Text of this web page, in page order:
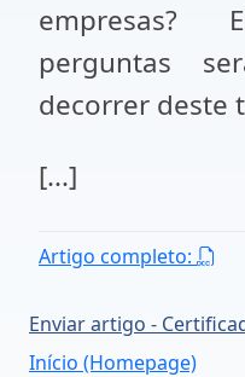
empresas?
perguntas
decorrer deste
[...]
Artigo completo:
Enviar artigo -
Início (Homepage)